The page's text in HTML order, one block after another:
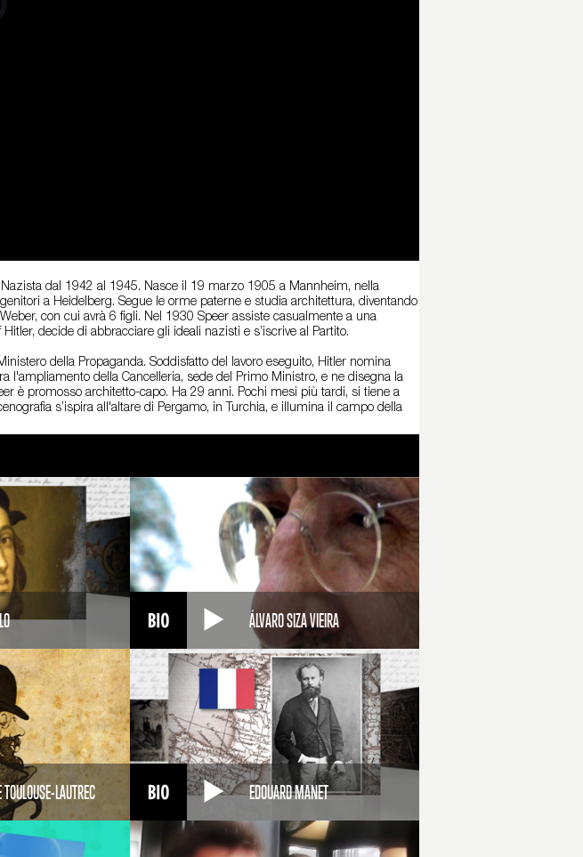
dal 1942 al 1945. Nasce il 19 marzo 1905 a Mannheim, nella
a Heidelberg. Segue le orme paterne e studia architettura, diventando
con cui avrà 6 figli. Nel 1930 Speer assiste casualmente a una
decide di abbracciare gli ideali nazisti e s’iscrive al Partito.
della Propaganda. Soddisfatto del lavoro eseguito, Hitler nomina
l'ampliamento della Cancelleria, sede del Primo Ministro, e ne disegna la
è promosso architetto-capo. Ha 29 anni. Pochi mesi più tardi, si tiene a
s’ispira all'altare di Pergamo, in Turchia, e illumina il campo della
diviene così uno dei più fedeli collaboratori di Hitler. Suo è anche lo Stadio
lungo 5 km e largo 120 m, per accogliere le parate. A un capo del viale,
120 m.
Tuttavia Hitler non rinuncia alla sua collaborazione, e nel '42 lo nomina
della produzione bellica. All'indomani del conflitto, le potenze vincitrici
utilizzato come manodopera per l'industria bellica i prigionieri dei campi di
allo sterminio degli ebrei.
nel '66, si ritira a vita privata, e scrive alcuni libri autobiografici.
ÁLVARO SIZA VIEIRA
LAUTREC EDOUARD MANET